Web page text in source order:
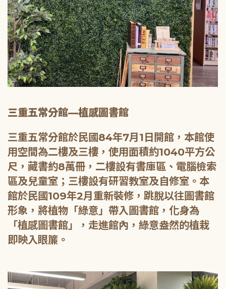
三重五常分館—植感圖書館
三重五常分館於民國84年7月1日開館，本館使
用空間為二樓及三樓，使用面積約1040平方公
尺，藏書約8萬冊，二樓設有書庫區、電腦檢索
區及兒童室；三樓設有研習教室及自修室。本
館於民國109年2月重新裝修，跳脫以往圖書館
形象，將植物「綠意」帶入圖書館，化身為
「植感圖書館」，走進館內，綠意盎然的植栽
即映入眼簾。